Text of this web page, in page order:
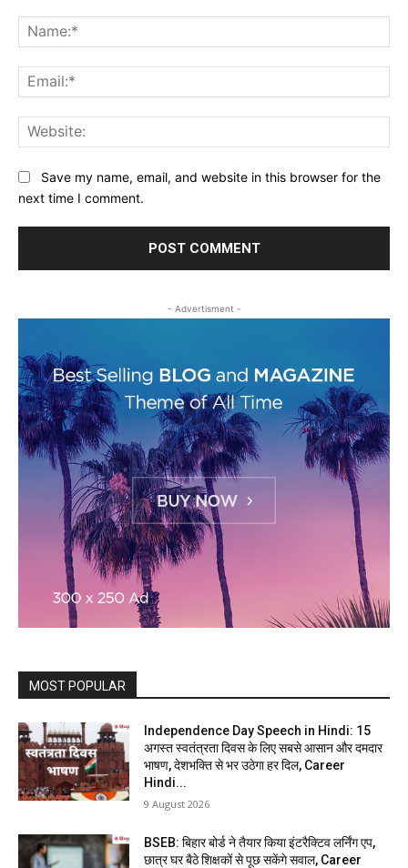
Save my name, email, and website in this browser for the
next time I comment.
- Advertisment -
MOST POPULAR
Independence Day Speech in Hindi: 15
अगस्त स्वतंत्रता दिवस के लिए सबसे आसान और दमदार
भाषण, देशभक्ति से भर उठेगा हर दिल, Career
Hindi...
9 August 2026
BSEB: बिहार बोर्ड ने तैयार किया इंटरैक्टिव लर्निंग एप,
छात्र घर बैठे शिक्षकों से पूछ सकेंगे सवाल, Career